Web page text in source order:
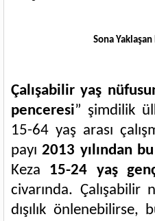
Sona
Çalışabilir yaş
penceresi” şimdilik
15-64 yaş arası
payı2013 yılından
Keza 15-24 yaş
civarında. Çalışabilir
dışılık